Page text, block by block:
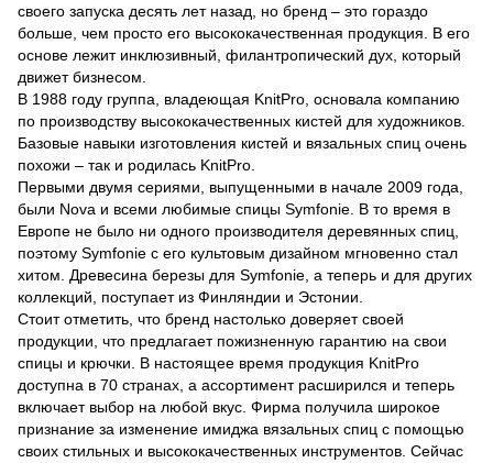
своего запуска десять лет назад, но бренд – это гораздо
больше, чем просто его высококачественная продукция. В его
основе лежит инклюзивный, филантропический дух, который
движет бизнесом.
В 1988 году группа, владеющая KnitPro, основала компанию
по производству высококачественных кистей для художников.
Базовые навыки изготовления кистей и вязальных спиц очень
похожи – так и родилась KnitPro.
Первыми двумя сериями, выпущенными в начале 2009 года,
были Nova и всеми любимые спицы Symfonie. В то время в
Европе не было ни одного производителя деревянных спиц,
поэтому Symfonie с его культовым дизайном мгновенно стал
хитом. Древесина березы для Symfonie, а теперь и для других
коллекций, поступает из Финляндии и Эстонии.
Стоит отметить, что бренд настолько доверяет своей
продукции, что предлагает пожизненную гарантию на свои
спицы и крючки. В настоящее время продукция KnitPro
доступна в 70 странах, а ассортимент расширился и теперь
включает выбор на любой вкус. Фирма получила широкое
признание за изменение имиджа вязальных спиц с помощью
своих стильных и высококачественных инструментов. Сейчас